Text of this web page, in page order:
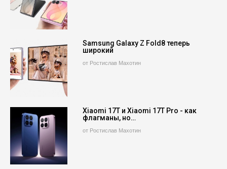
Samsung Galaxy Z Fold8 теперь
широкий
от Ростислав Махотин
Xiaomi 17T и Xiaomi 17T Pro - как
флагманы, но…
от Ростислав Махотин